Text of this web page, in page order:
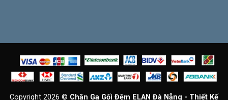
Copyright 2026 © Chăn Ga Gối Đệm ELAN Đà Nẵng - Thiết Kế